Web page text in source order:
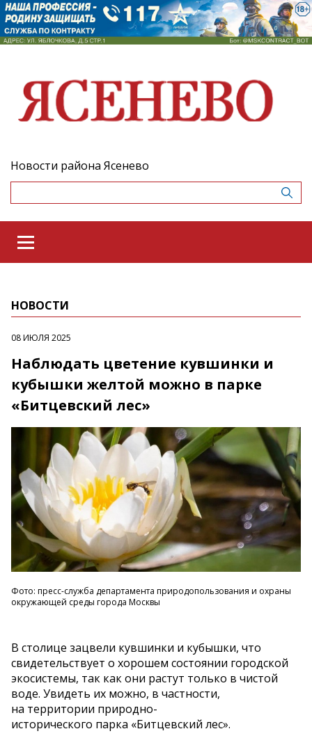
Новости района Ясенево
НОВОСТИ
08 ИЮЛЯ 2025
Наблюдать цветение кувшинки и
кубышки желтой можно в парке
«Битцевский лес»
Фото: пресс-служба департамента природопользования и охраны
окружающей среды города Москвы
В столице зацвели кувшинки и кубышки, что
свидетельствует о хорошем состоянии городской
экосистемы, так как они растут только в чистой
воде. Увидеть их можно, в частности,
на территории природно-
исторического парка «Битцевский лес».